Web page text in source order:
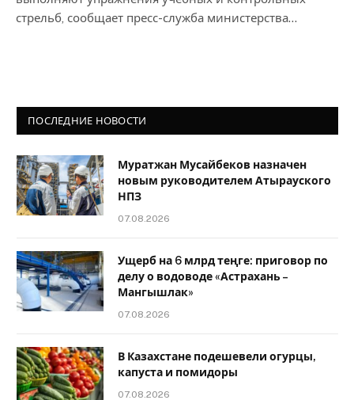
стрельб, сообщает пресс-служба министерства…
ПОСЛЕДНИЕ НОВОСТИ
Муратжан Мусайбеков назначен
новым руководителем Атырауского
НПЗ
07.08.2026
Ущерб на 6 млрд теңге: приговор по
делу о водоводе «Астрахань –
Мангышлак»
07.08.2026
В Казахстане подешевели огурцы,
капуста и помидоры
07.08.2026